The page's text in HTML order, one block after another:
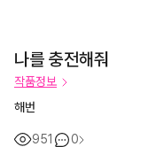
나를 충전해줘
작품정보
해번
951 0